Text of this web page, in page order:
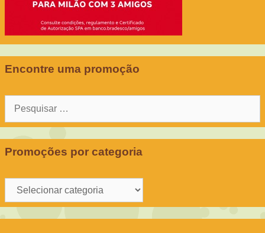
Encontre uma promoção
Promoções por categoria
Promoções
por